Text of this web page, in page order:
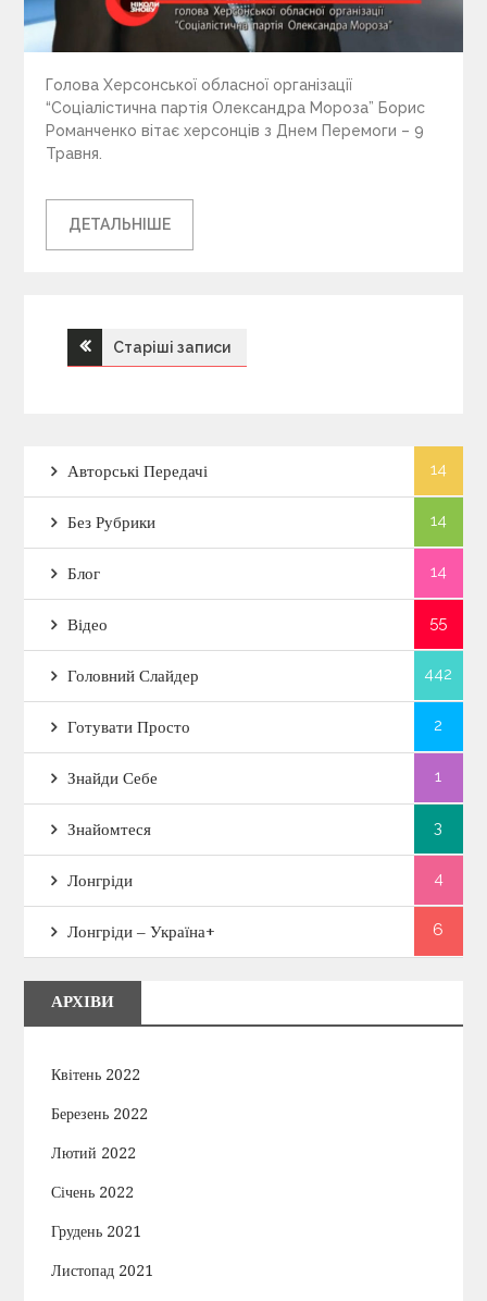
Голова Херсонської обласної організації
“Соціалістична партія Олександра Мороза” Борис
Романченко вітає херсонців з Днем Перемоги – 9
Травня.
ДЕТАЛЬНІШЕ
Н
в
і
г
а
ц
і
я
з
а
п
и
і
в
Старіші записи
Авторські Передачі 14
Без Рубрики 14
Блог 14
Відео 55
Головний Слайдер 442
Готувати Просто 2
Знайди Себе 1
Знайомтеся 3
Лонгріди 4
Лонгріди – Україна+ 6
АРХІВИ
Квітень 2022
Березень 2022
Лютий 2022
Січень 2022
Грудень 2021
Листопад 2021